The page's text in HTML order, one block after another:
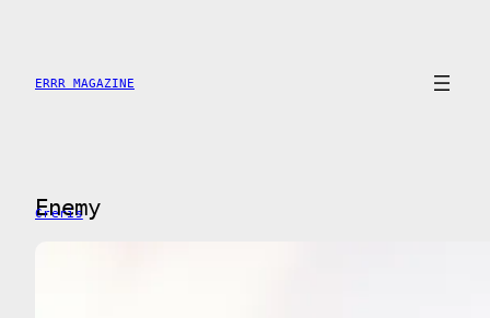
content
ERRR MAGAZINE
Enemy
Creris